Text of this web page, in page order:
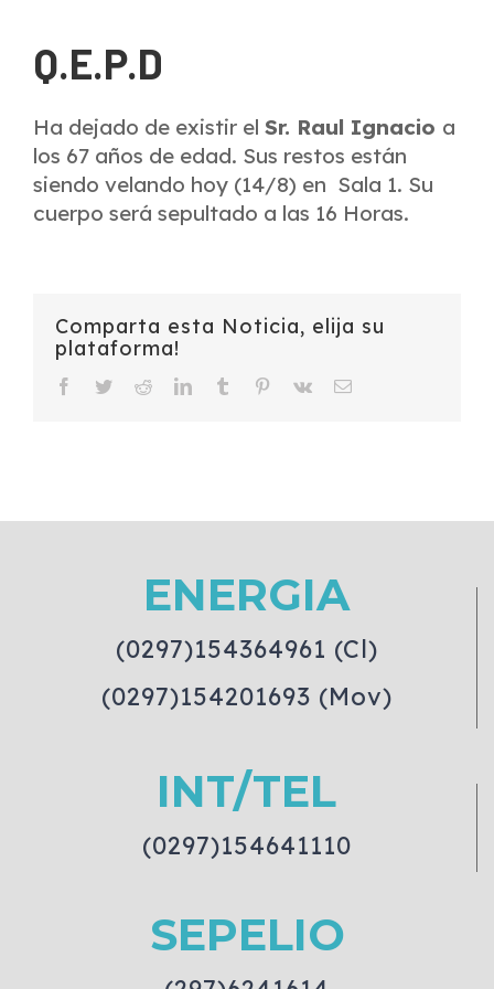
Q.E.P.D
Ha dejado de existir el Sr. Raul Ignacio a
los 67 años de edad. Sus restos están
siendo velando hoy (14/8) en Sala 1. Su
cuerpo será sepultado a las 16 Horas.
Comparta esta Noticia, elija su
plataforma!
Facebook
TwitterRedditLinkedInTumblr Pinterest
Vk Email
ENERGIA
(0297)154364961 (Cl)
(0297)154201693 (Mov)
INT/TEL
(0297)154641110
SEPELIO